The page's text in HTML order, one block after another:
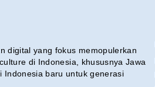
digital yang fokus memopulerkan
di Indonesia, khususnya Jawa
Indonesia baru untuk generasi